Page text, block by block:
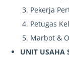
Pekerja
Petugas
Marbot &
UNIT USAHA